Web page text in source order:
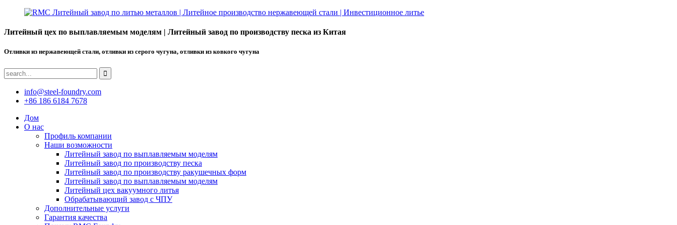
Литейный цех по выплавляемым моделям | Литейный завод по производству песка из Китая
Отливки из нержавеющей стали, отливки из серого чугуна, отливки из ковкого чугуна
info@steel-foundry.com
+86 186 6184 7678
Дом
О нас
Профиль компании
Наши возможности
Литейный завод по выплавляемым моделям
Литейный завод по производству песка
Литейный завод по производству ракушечных форм
Литейный завод по выплавляемым моделям
Литейный цех вакуумного литья
Обрабатывающий завод с ЧПУ
Дополнительные услуги
Гарантия качества